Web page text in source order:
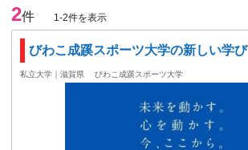
2件 1-2件を表示
びわこ成蹊スポーツ大学の新しい学び
私立大学｜滋賀県 びわこ成蹊スポーツ大学